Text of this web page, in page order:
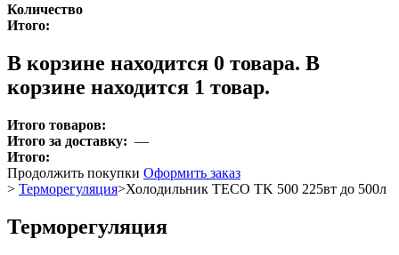
Количество
Итого:
В корзине находится 0 товара. В
корзине находится 1 товар.
Итого товаров:
Итого за доставку: —
Итого:
Продолжить покупки Оформить заказ
> Терморегуляция>Холодильник TECO TK 500 225вт до 500л
Терморегуляция